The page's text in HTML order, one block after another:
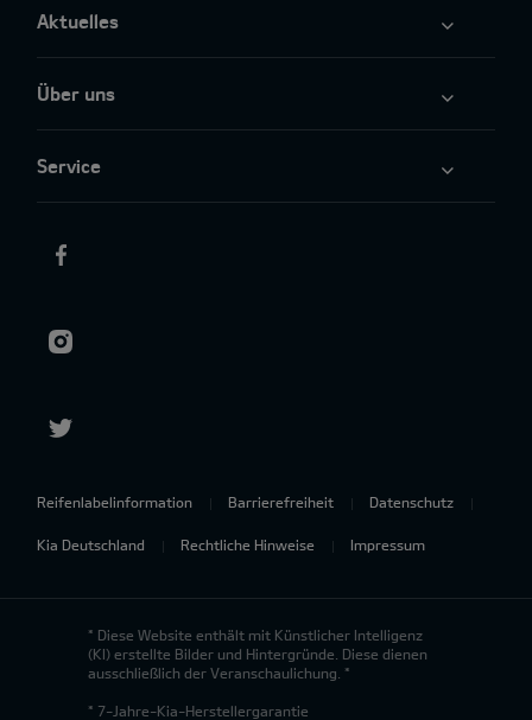
Aktuelles
Über uns
Service
Reifenlabelinformation Barrierefreiheit Datenschutz
Kia Deutschland Rechtliche Hinweise Impressum
* Diese Website enthält mit Künstlicher Intelligenz
(KI) erstellte Bilder und Hintergründe. Diese dienen
ausschließlich der Veranschaulichung. *
* 7-Jahre-Kia-Herstellergarantie